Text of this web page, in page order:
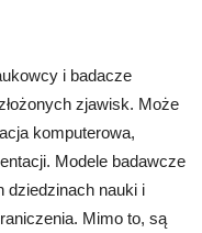
i badacze
zjawisk. Może
komputerowa,
Modele badawcze
dziedzinach nauki i
Mimo to, są